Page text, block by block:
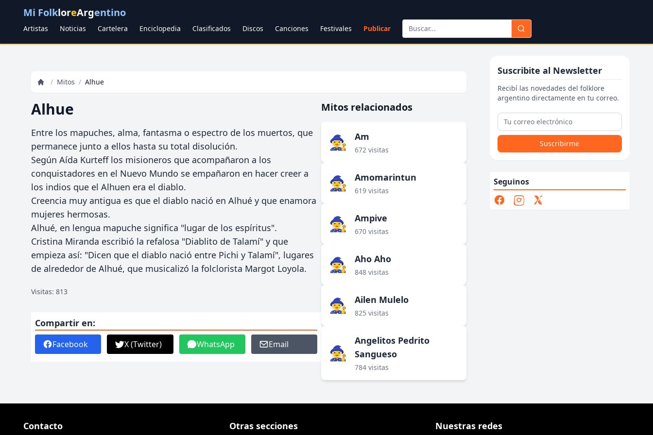
Mi FolkloreArgentino
Artistas Noticias Cartelera Enciclopedia Clasificados Discos Canciones Festivales Publicar
/ Mitos / Alhue
Alhue
Entre los mapuches, alma, fantasma o espectro de los muertos, que
permanece junto a ellos hasta su total disolución.
Según Aída Kurteff los misioneros que acompañaron a los
conquistadores en el Nuevo Mundo se empañaron en hacer creer a
los indios que el Alhuen era el diablo.
Creencia muy antigua es que el diablo nació en Alhué y que enamora
mujeres hermosas.
Alhué, en lengua mapuche significa "lugar de los espíritus".
Cristina Miranda escribió la refalosa "Diablito de Talamí" y que
empieza así: "Dicen que el diablo nació entre Pichi y Talamí", lugares
de alrededor de Alhué, que musicalizó la folclorista Margot Loyola.
Visitas: 813
Compartir en:
Facebook X (Twitter) WhatsApp Email
Mitos relacionados
🧙‍♀️ Am
672 visitas
🧙‍♀️ Amomarintun
619 visitas
🧙‍♀️ Ampive
670 visitas
🧙‍♀️ Aho Aho
848 visitas
🧙‍♀️ Ailen Mulelo
825 visitas
🧙‍♀️
Angelitos Pedrito
Sangueso
784 visitas
Suscribite al Newsletter
Recibí las novedades del folklore
argentino directamente en tu correo.
Suscribirme
Seguinos
Contacto Otras secciones Nuestras redes